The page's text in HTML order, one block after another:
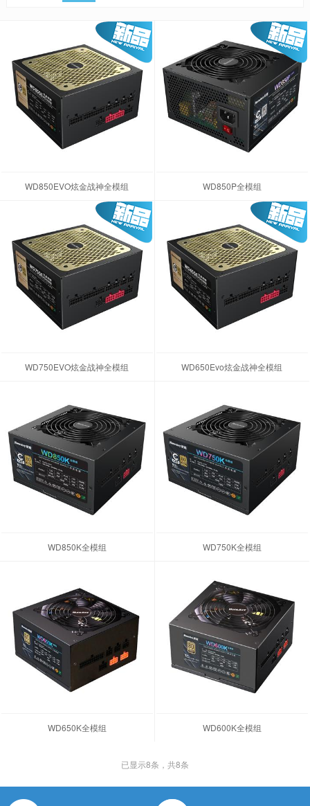
WD850EVO炫金战神全模组 WD850P全模组
WD750EVO炫金战神全模组 WD650Evo炫金战神全模组
WD850K全模组 WD750K全模组
WD650K全模组 WD600K全模组
已显示8条，共8条